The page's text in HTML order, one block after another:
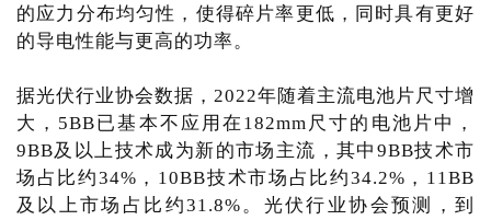
的应力分布均匀性，使得碎片率更低，同时具有更好
的导电性能与更高的功率。
据光伏行业协会数据，2022年随着主流电池片尺寸增
大，5BB已基本不应用在182mm尺寸的电池片中，
9BB及以上技术成为新的市场主流，其中9BB技术市
场占比约34%，10BB技术市场占比约34.2%，11BB
及以上市场占比约31.8%。光伏行业协会预测，到